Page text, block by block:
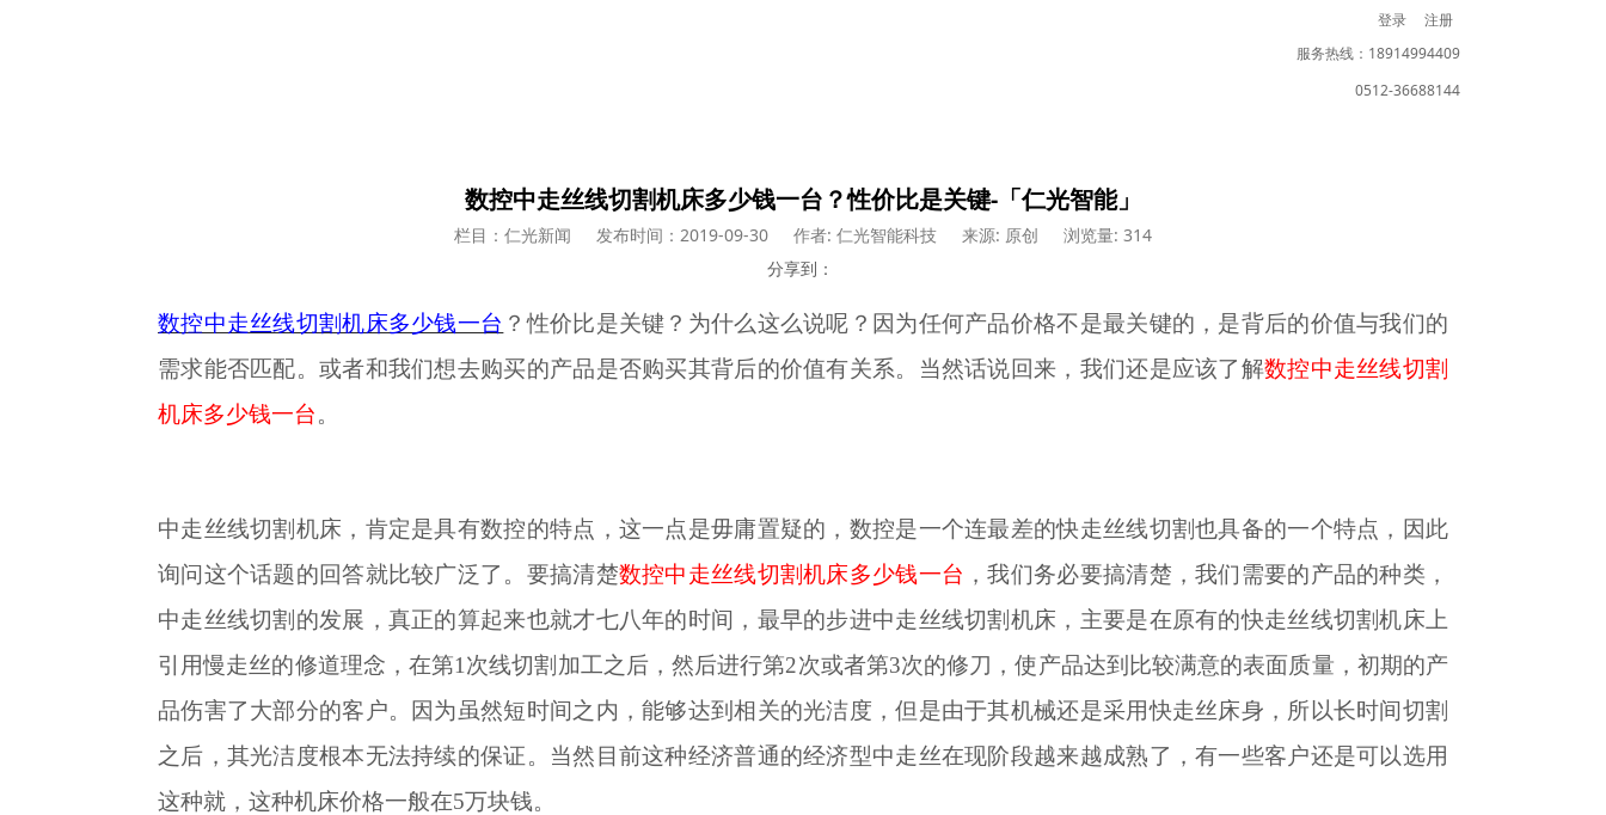
登录
注册
服务热线：18914994409
0512-36688144
数控中走丝线切割机床多少钱一台？性价比是关键-「仁光智能」
栏目：仁光新闻 发布时间：2019-09-30 作者: 仁光智能科技 来源: 原创
浏览量: 314
分享到：
数控中走丝线切割机床多少钱一台 ？性价比是关键？为什么这么说呢？因为任何产品价格不是最关键的，是背后的价值与我们的
需求能否匹配。或者和我们想去购买的产品是否购买其背后的价值有关系。当然话说回来，我们还是应该了解数控中走丝线切割
机床多少钱一台。
中走丝线切割机床，肯定是具有数控的特点，这一点是毋庸置疑的，数控是一个连最差的快走丝线切割也具备的一个特点，因此
询问这个话题的回答就比较广泛了。要搞清楚数控中走丝线切割机床多少钱一台 ，我们务必要搞清楚，我们需要的产品的种类，
中走丝线切割的发展，真正的算起来也就才七八年的时间，最早的步进中走丝线切割机床，主要是在原有的快走丝线切割机床上
引用慢走丝的修道理念，在第1次线切割加工之后，然后进行第2次或者第3次的修刀，使产品达到比较满意的表面质量，初期的产
品伤害了大部分的客户。因为虽然短时间之内，能够达到相关的光洁度，但是由于其机械还是采用快走丝床身，所以长时间切割
之后，其光洁度根本无法持续的保证。当然目前这种经济普通的经济型中走丝在现阶段越来越成熟了，有一些客户还是可以选用
这种就，这种机床价格一般在5万块钱。